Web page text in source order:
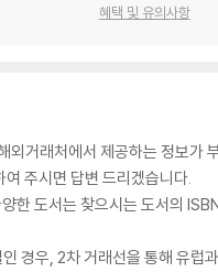
혜택 및 유의사항
외거래처에서 제공하는 정보가
주시면 답변 드리겠습니다.
한 도서는 찾으시는 도서의
경우, 2차 거래선을 통해 유럽